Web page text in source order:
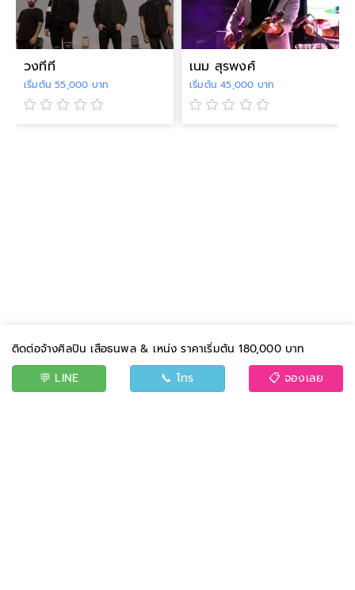
วงทีที
เริ่มต้น 55,000 บาท
เนม สุรพงศ์
เริ่มต้น 45,000 บาท
ติดต่อจ้างศิลปิน เสือธนพล & เหน่ง ราคาเริ่มต้น 180,000 บาท
💬 LINE
📞 โทร 📋 จองเลย